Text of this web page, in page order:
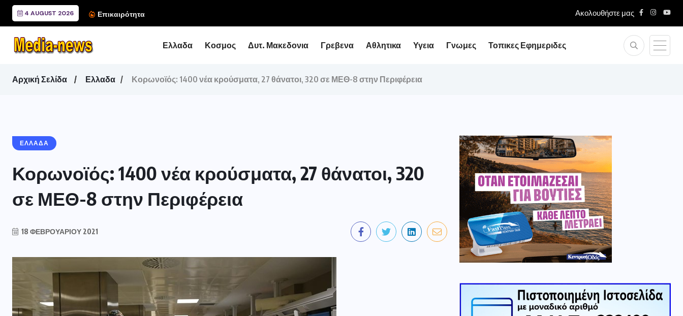
4 AUGUST 2026 Επικαιρότητα Ακολουθήστε μας
Ελλαδα Κοσμος Δυτ. Μακεδονια Γρεβενα Αθλητικα Υγεια Γνωμες Τοπικες Εφημεριδες
Αρχική Σελίδα Ελλαδα Κορωνοϊός: 1400 νέα κρούσματα, 27 θάνατοι, 320 σε ΜΕΘ-8 στην Περιφέρεια
ΕΛΛΑΔΑ
Κορωνοϊός: 1400 νέα κρούσματα, 27 θάνατοι, 320
σε ΜΕΘ-8 στην Περιφέρεια
18 ΦΕΒΡΟΥΑΡΊΟΥ 2021